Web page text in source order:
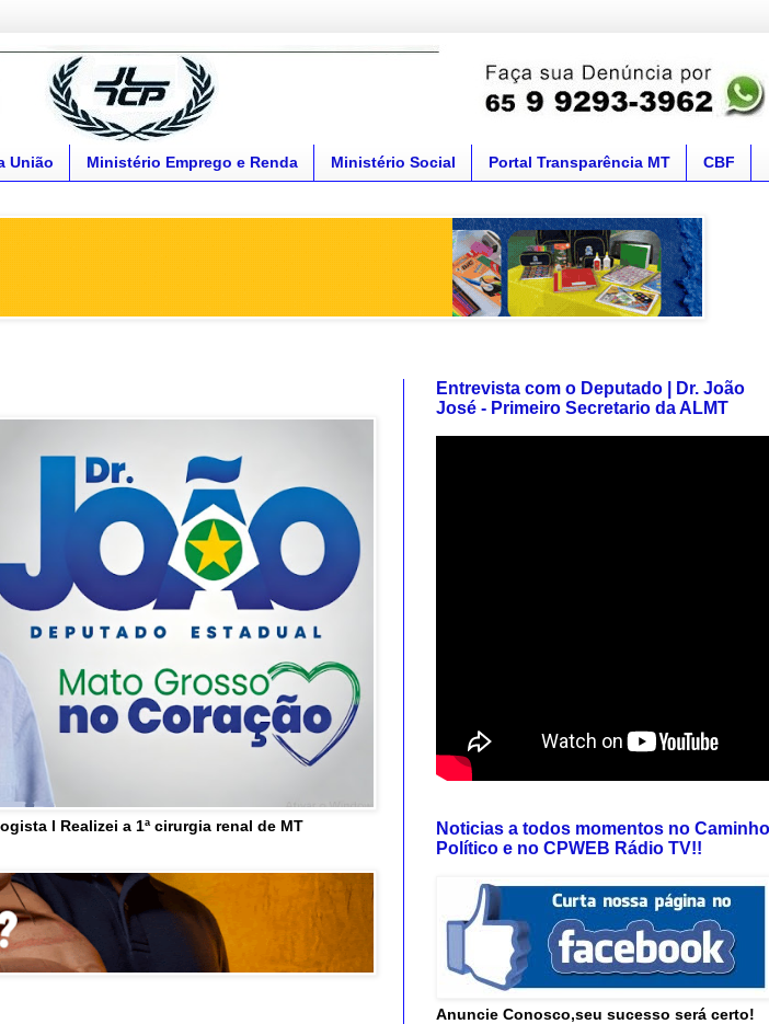
União Ministério Emprego e Renda Ministério Social Portal Transparência MT CBF
l Realizei a 1ª cirurgia renal de MT
Entrevista com o Deputado | Dr. João
José - Primeiro Secretario da ALMT
Noticias a todos momentos no Caminho
Político e no CPWEB Rádio TV!!
Anuncie Conosco,seu sucesso será certo!